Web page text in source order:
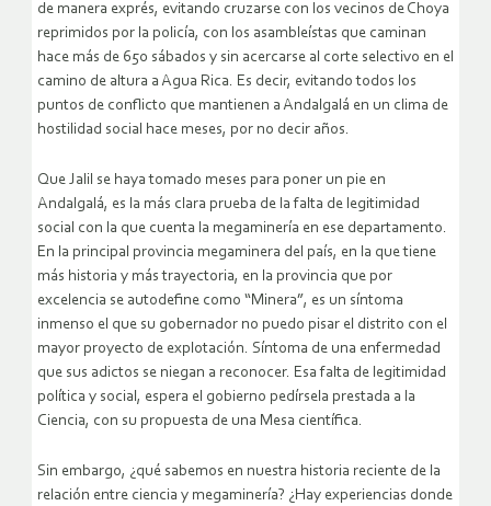
de manera exprés, evitando cruzarse con los vecinos de Choya
reprimidos por la policía, con los asambleístas que caminan
hace más de 650 sábados y sin acercarse al corte selectivo en el
camino de altura a Agua Rica. Es decir, evitando todos los
puntos de conflicto que mantienen a Andalgalá en un clima de
hostilidad social hace meses, por no decir años.
Que Jalil se haya tomado meses para poner un pie en
Andalgalá, es la más clara prueba de la falta de legitimidad
social con la que cuenta la megaminería en ese departamento.
En la principal provincia megaminera del país, en la que tiene
más historia y más trayectoria, en la provincia que por
excelencia se autodefine como “Minera”, es un síntoma
inmenso el que su gobernador no puedo pisar el distrito con el
mayor proyecto de explotación. Síntoma de una enfermedad
que sus adictos se niegan a reconocer. Esa falta de legitimidad
política y social, espera el gobierno pedírsela prestada a la
Ciencia, con su propuesta de una Mesa científica.
Sin embargo, ¿qué sabemos en nuestra historia reciente de la
relación entre ciencia y megaminería? ¿Hay experiencias donde